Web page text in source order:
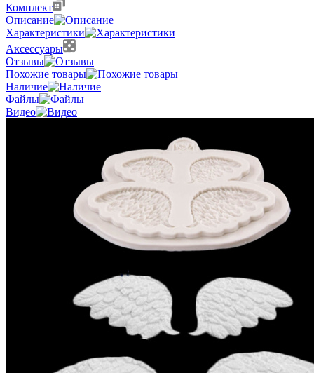
Комплект
Описание
Характеристики
Аксессуары
Отзывы
Похожие товары
Наличие
Файлы
Видео